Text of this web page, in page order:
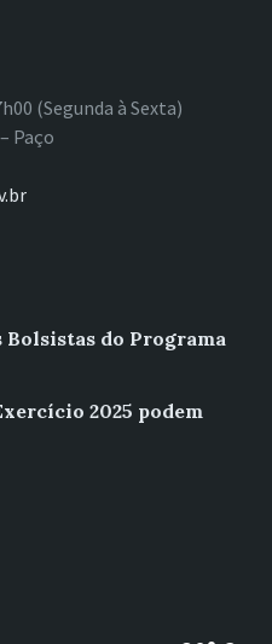
(Segunda à Sexta)
Paço
Bolsistas do Programa
2025 podem